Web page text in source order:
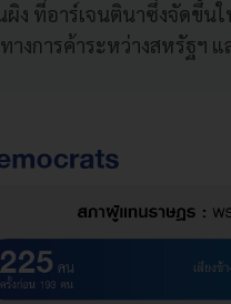
ง ที่อาร์เจนตินาซึ่งจัดขึ้น
างการค้าระหว่างสหรัฐฯ แ